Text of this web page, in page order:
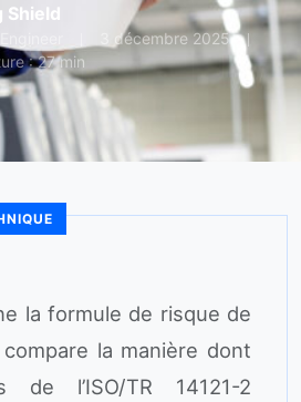
Shield
3 décembre 2025
: 27 min
la formule de risque de
compare la manière dont
de l’ISO/TR 14121-2